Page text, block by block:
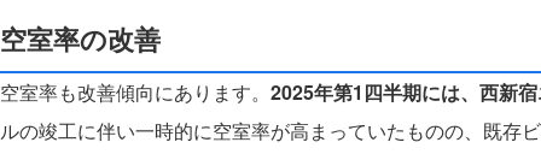
空室率の改善
空室率も改善傾向にあります。 2025年第1四半期には、西新
ルの竣工に伴い一時的に空室率が高まっていたものの、既存